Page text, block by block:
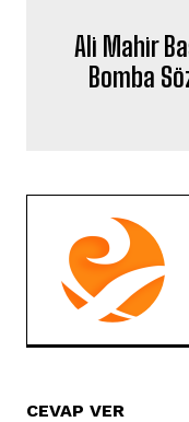
Ali Mahir
Bomba
CEVAP VER